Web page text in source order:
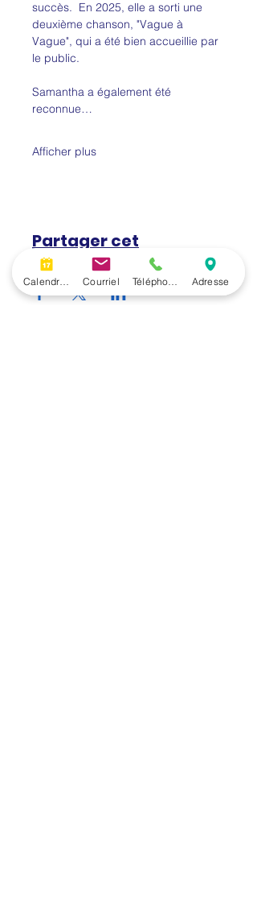
succès.  En 2025, elle a sorti une
deuxième chanson, "Vague à
Vague", qui a été bien accueillie par
le public.
Samantha a également été
reconnue…
Afficher plus
Partager cet
événement
Courriel Adresse